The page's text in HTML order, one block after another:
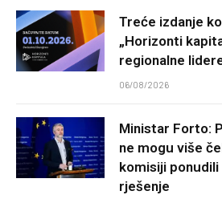
Treće izdanje
„Horizonti
regionalne
06/08/2026
Ministar Forto:
ne mogu više
komisiji
rješenje